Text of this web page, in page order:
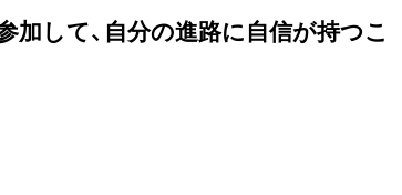
して、自分の進路に自信が持つこ